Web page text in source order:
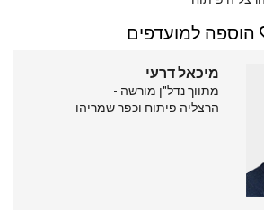
הוספה למועדפים
מיכאל דרעי
מתווך נדל"ן מורשה -
הרצליה פיתוח וכפר שמריהו